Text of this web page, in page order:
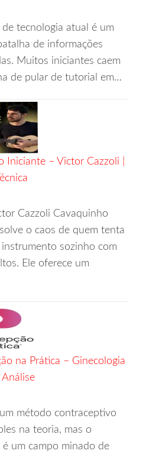
tecnologia atual é um
de informações
Muitos iniciantes caem
de pular de tutorial em…
Iniciante – Victor Cazzoli |
Cazzoli Cavaquinho
o caos de quem tenta
sozinho com
Ele oferece um
na Prática – Ginecologia
Análise
método contraceptivo
na teoria, mas o
um campo minado de